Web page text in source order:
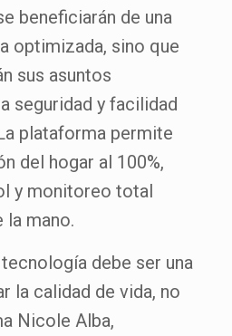
beneficiarán de una
optimizada, sino que
sus asuntos
seguridad y facilidad
plataforma permite
del hogar al 100%,
y monitoreo total
la mano.
tecnología debe ser una
la calidad de vida, no
Nicole Alba,